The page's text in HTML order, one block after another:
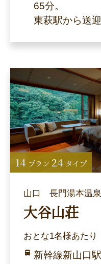
65分。
東萩駅から送
山口 長門湯本温泉
大谷山荘
おとな1名様あたり
新幹線新山口
14 プラン 24 タイプ